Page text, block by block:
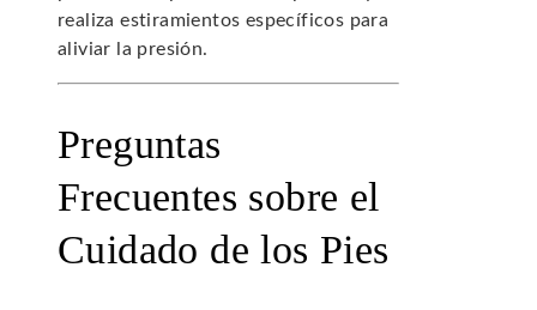
realiza estiramientos específicos para
aliviar la presión.
Preguntas
Frecuentes sobre el
Cuidado de los Pies